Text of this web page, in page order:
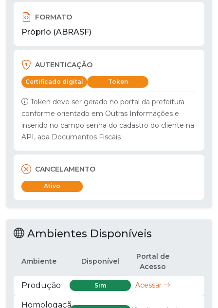
FORMATO
Próprio (ABRASF)
AUTENTICAÇÃO
Certificado digital Token
Token deve ser gerado no portal da prefeitura
conforme orientado em Outras Informações e
inserido no campo senha do cadastro do cliente na
API, aba Documentos Fiscais
CANCELAMENTO
Ativo
Ambientes Disponíveis
Ambiente Disponível
Portal de
Acesso
Produção Sim Acessar
Homologaçã